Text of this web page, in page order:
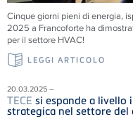
Cinque giorni pieni di energia,
2025 a Francoforte ha
per il settore HVAC!
LEGGI ARTICOLO
20.03.2025 –
TECE si espande a livello
strategica nel settore del